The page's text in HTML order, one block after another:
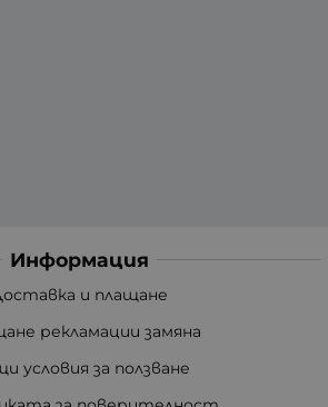
Информация
и плащане
рекламации замяна
условия за ползване